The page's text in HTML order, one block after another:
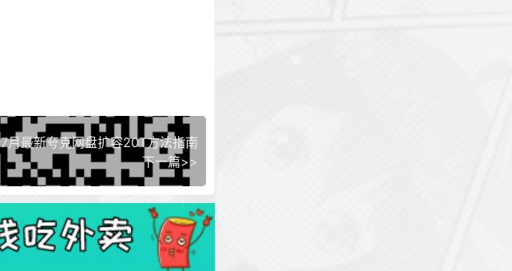
7月最新夸克网盘扩容20T方法指南
下一篇>>